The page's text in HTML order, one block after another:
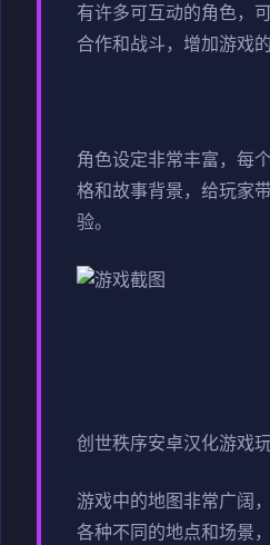
有许多可互动的角色，
合作和战斗，增加游戏
角色设定非常丰富，每
格和故事背景，给玩家
验。
创世秩序安卓汉化游戏
游戏中的地图非常广阔
各种不同的地点和场景